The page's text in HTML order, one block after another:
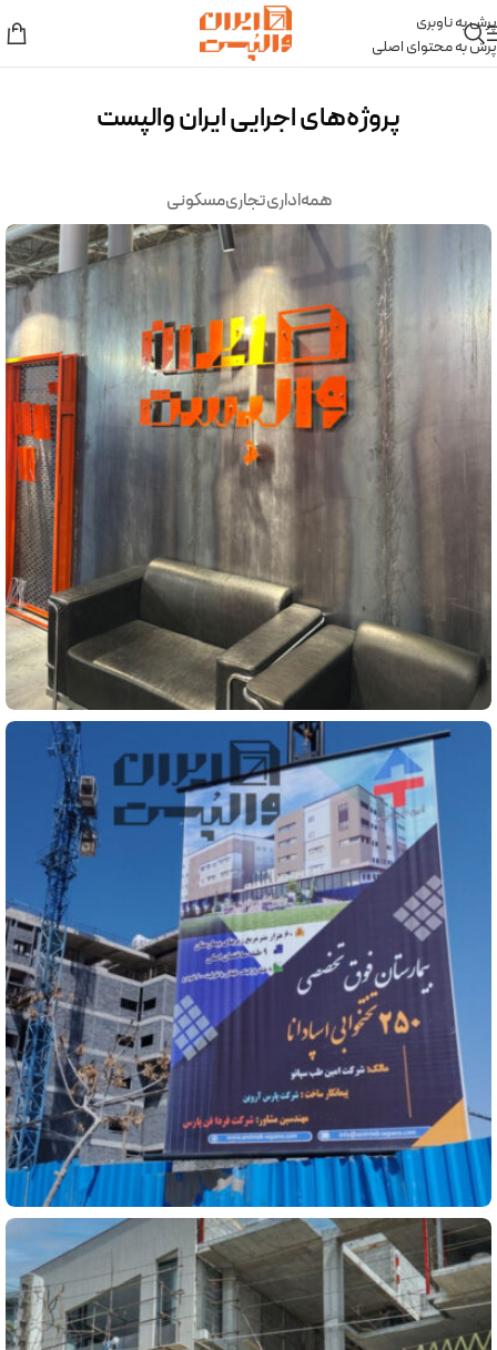
پرش به ناوبری
پرش به محتوای اصلی
پروژه‌های اجرایی ایران والپست
همهاداریتجاریمسکونی
اداری
نمایشگاه تخصصی صنعت ساختمان ایران والپست
تجاری
پروژه بیمارستان 250 تختخوابی اسپادانا